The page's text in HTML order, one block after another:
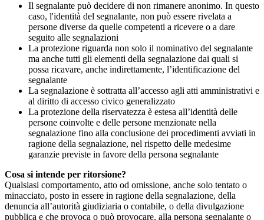
Il segnalante può decidere di non rimanere anonimo. In questo
caso, l'identità del segnalante, non può essere rivelata a
persone diverse da quelle competenti a ricevere o a dare
seguito alle segnalazioni
La protezione riguarda non solo il nominativo del segnalante
ma anche tutti gli elementi della segnalazione dai quali si
possa ricavare, anche indirettamente, l’identificazione del
segnalante
La segnalazione è sottratta all’accesso agli atti amministrativi e
al diritto di accesso civico generalizzato
La protezione della riservatezza è estesa all’identità delle
persone coinvolte e delle persone menzionate nella
segnalazione fino alla conclusione dei procedimenti avviati in
ragione della segnalazione, nel rispetto delle medesime
garanzie previste in favore della persona segnalante
Cosa si intende per ritorsione?
Qualsiasi comportamento, atto od omissione, anche solo tentato o
minacciato, posto in essere in ragione della segnalazione, della
denuncia all’autorità giudiziaria o contabile, o della divulgazione
pubblica e che provoca o può provocare, alla persona segnalante o